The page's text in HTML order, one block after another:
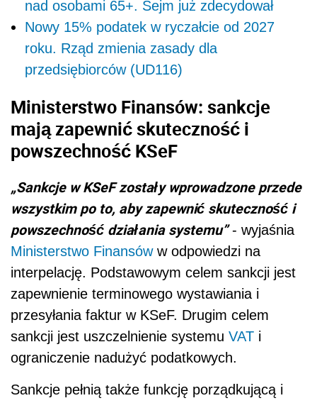
nad osobami 65+. Sejm już zdecydował
Nowy 15% podatek w ryczałcie od 2027
roku. Rząd zmienia zasady dla
przedsiębiorców (UD116)
Ministerstwo Finansów: sankcje
mają zapewnić skuteczność i
powszechność KSeF
„Sankcje w KSeF zostały wprowadzone przede
wszystkim po to, aby zapewnić skuteczność i
powszechność działania systemu”- wyjaśnia
Ministerstwo Finansóww odpowiedzi na
interpelację. Podstawowym celem sankcji jest
zapewnienie terminowego wystawiania i
przesyłania faktur w KSeF. Drugim celem
sankcji jest uszczelnienie systemu VAT i
ograniczenie nadużyć podatkowych.
Sankcje pełnią także funkcję porządkującą i